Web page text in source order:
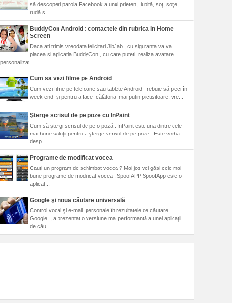
să descoperi parola Facebook a unui prieten, iubită, soţ, soţie,
rudă s...
BuddyCon Android : contactele din rubrica in Home
Screen
Daca ati trimis vreodata felicitari JibJab , cu siguranta va va
placea si aplicatia BuddyCon , cu care puteti realiza avatare
personalizat...
Cum sa vezi filme pe Android
Cum vezi filme pe telefoane sau tablete Android Trebuie să pleci în
week end şi pentru a face călătoria mai puţin plictisitoare, vre...
Şterge scrisul de pe poze cu InPaint
Cum să ştergi scrisul de pe o poză . InPaint este una dintre cele
mai bune soluţii pentru a şterge scrisul de pe poze . Este vorba
desp...
Programe de modificat vocea
Cauţi un program de schimbat vocea ? Mai jos vei găsi cele mai
bune programe de modificat vocea . SpoofAPP SpoofApp este o
aplicaţ...
Google şi noua căutare universală
Control vocal şi e-mail personale în rezultatele de căutare.
Google , a prezentat o versiune mai performantă a unei aplicaţii
de cău...